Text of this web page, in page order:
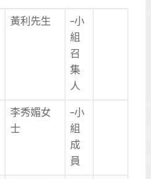
黃利先生
–小
組
召
集
人
李秀媚女
士
–小
組
成
員